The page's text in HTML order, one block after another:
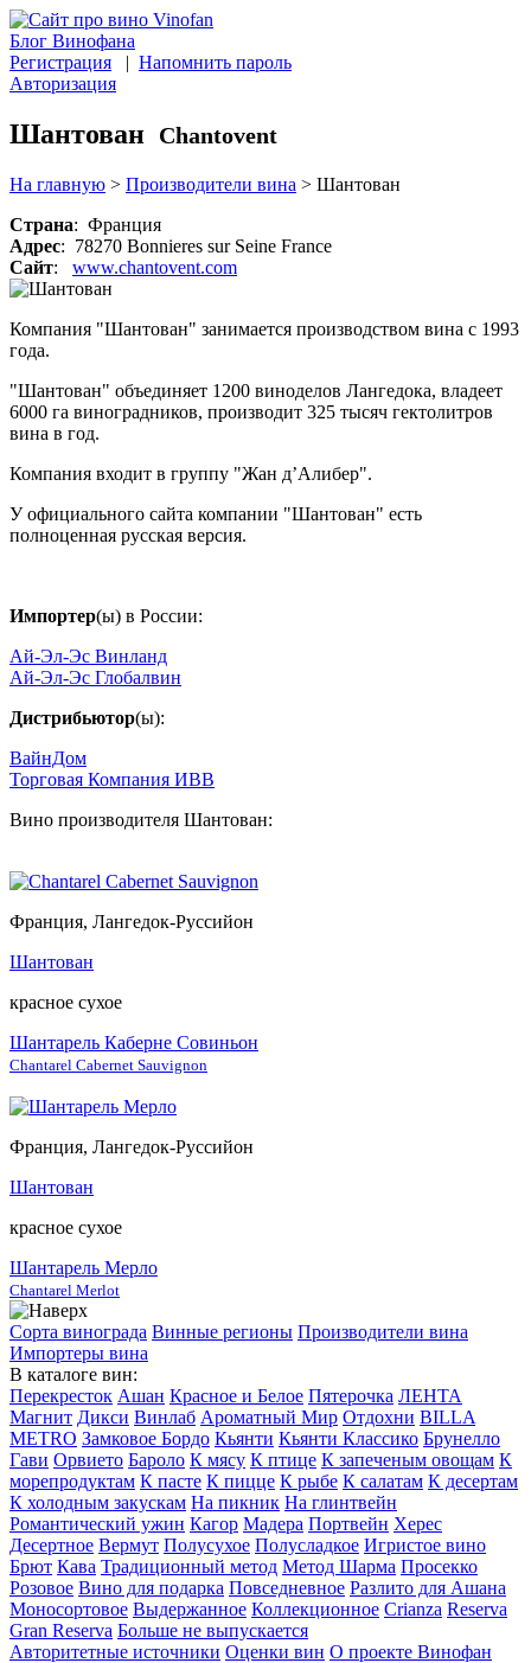
Блог Винофана
Регистрация | Напомнить пароль
Авторизация
Шантован Chantovent
На главную > Производители вина > Шантован
Страна: Франция
Адрес: 78270 Bonnieres sur Seine France
Сайт: www.chantovent.com
Компания "Шантован" занимается производством вина с 1993
года.
"Шантован" объединяет 1200 виноделов Лангедока, владеет
6000 га виноградников, производит 325 тысяч гектолитров
вина в год.
Компания входит в группу "Жан д’Алибер".
У официального сайта компании "Шантован" есть
полноценная русская версия.
Импортер(ы) в России:
Ай-Эл-Эс Винланд
Ай-Эл-Эс Глобалвин
Дистрибьютор(ы):
ВайнДом
Торговая Компания ИВВ
Вино производителя Шантован:
Франция, Лангедок-Руссийон
Шантован
красное сухое
Шантарель Каберне Совиньон
Chantarel Cabernet Sauvignon
Франция, Лангедок-Руссийон
Шантован
красное сухое
Шантарель Мерло
Chantarel Merlot
Сорта винограда Винные регионы Производители вина
Импортеры вина
В каталоге вин:
Перекресток Ашан Красное и Белое Пятерочка ЛЕНТА
Магнит Дикси Винлаб Ароматный Мир Отдохни BILLA
METRO Замковое Бордо Кьянти Кьянти Классико Брунелло
Гави Орвието Бароло К мясу К птице К запеченым овощам К
морепродуктам К пасте К пицце К рыбе К салатам К десертам
К холодным закускам На пикник На глинтвейн
Романтический ужин Кагор Мадера Портвейн Херес
Десертное Вермут Полусухое Полусладкое Игристое вино
Брют Кава Традиционный метод Метод Шарма Просекко
Розовое Вино для подарка Повседневное Разлито для Ашана
Моносортовое Выдержанное Коллекционное Crianza Reserva
Gran Reserva Больше не выпускается
Авторитетные источники Оценки вин О проекте Винофан